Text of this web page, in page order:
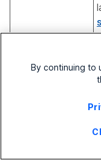
By continuing to